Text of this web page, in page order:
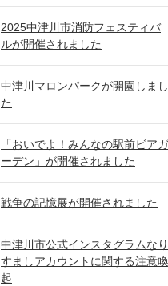
2025中津川市消防フェスティバ
ルが開催されました
中津川マロンパークが開園しまし
た
「おいでよ！みんなの駅前ビアガ
ーデン」が開催されました
戦争の記憶展が開催されました
中津川市公式インスタグラムなり
すましアカウントに関する注意喚
起